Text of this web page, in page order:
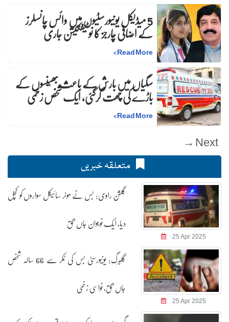
5 میڈیکل یونیورسٹیوں میں وائس چانسلرز
کے اضافی چارجز کا نوٹیفکیشن جاری
Read More
>
سگیاں میں بارش کے باعث بھینسوں کے
باڑے کی چھت گرگئی، ایک شخص زخمی
Read More
>
Next →
متعلقہ خبریں
25 Apr 2025
گلشن راوی: بس نے موٹر سائیکل سواروں کو کچل
دیا، ایک نوجوان جاں بحق
25 Apr 2025
گلبرگ: یونیورسٹی بس کی ٹکر سے 66 سالہ شخص
جاں بحق، نواسی زخمی